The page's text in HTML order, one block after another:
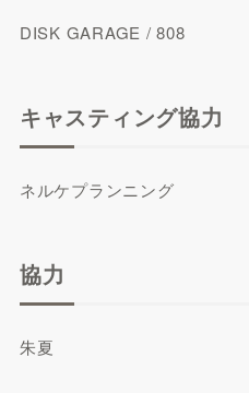
DISK GARAGE / 808
キャスティング協力
ネルケプランニング
協力
朱夏